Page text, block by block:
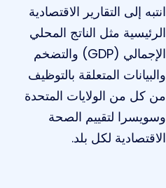
انتبه إلى التقارير الاقتصادية
الرئيسية مثل الناتج المحلي
الإجمالي (GDP) والتضخم
والبيانات المتعلقة بالتوظيف
من كل من الولايات المتحدة
وسويسرا لتقييم الصحة
الاقتصادية لكل بلد.